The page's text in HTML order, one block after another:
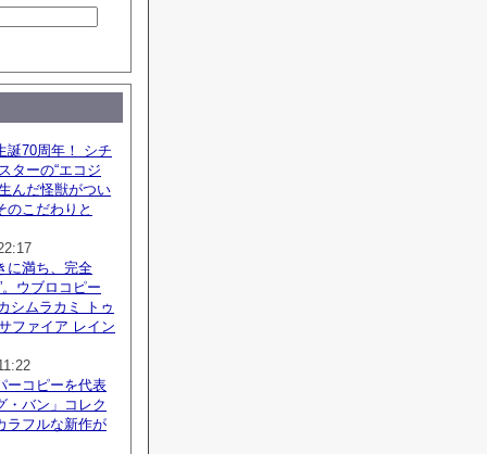
誕70周年！ シチ
ターの“エコジ
んだ怪獣がつい
のこだわりと
に満ち、完全
。ウブロコピー
シムラカミ トゥ
ファイア レイン
ーコピーを代表
・バン」コレク
ラフルな新作が